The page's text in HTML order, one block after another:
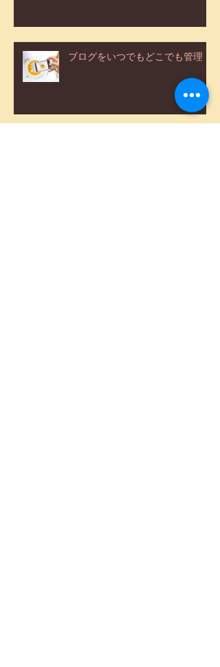
ブログをいつでもどこでも管理